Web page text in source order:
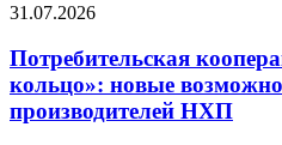
31.07.2026
Потребительская
кольцо»: новые
производителей НХП